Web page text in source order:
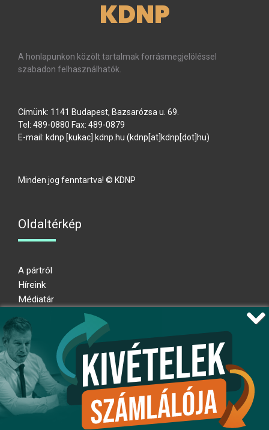
KDNP
A honlapunkon közölt tartalmak forrásmegjelöléssel
szabadon felhasználhatók.
Címünk: 1141 Budapest, Bazsarózsa u. 69.
Tel: 489-0880 Fax: 489-0879
E-mail: kdnp [kukac] kdnp hu (kdnp[at]kdnp[dot]hu)
Minden jog fenntartva! © KDNP
Oldaltérkép
A pártról
Híreink
Médiatár
Adatkezelési nyilatkozat
Átláthatósági nyilatkozat
Ugrás az oldal tetejére
Kövessen minket!